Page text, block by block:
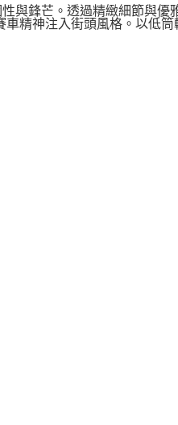
與鋒芒。透過精緻細節與優
精神注入街頭風格。以低